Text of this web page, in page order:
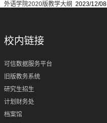
外语学院2020版教学大纲 2023/12/08
校内链接
可信数据服务平台
旧版教务系统
研究生招生
计划财务处
档案馆